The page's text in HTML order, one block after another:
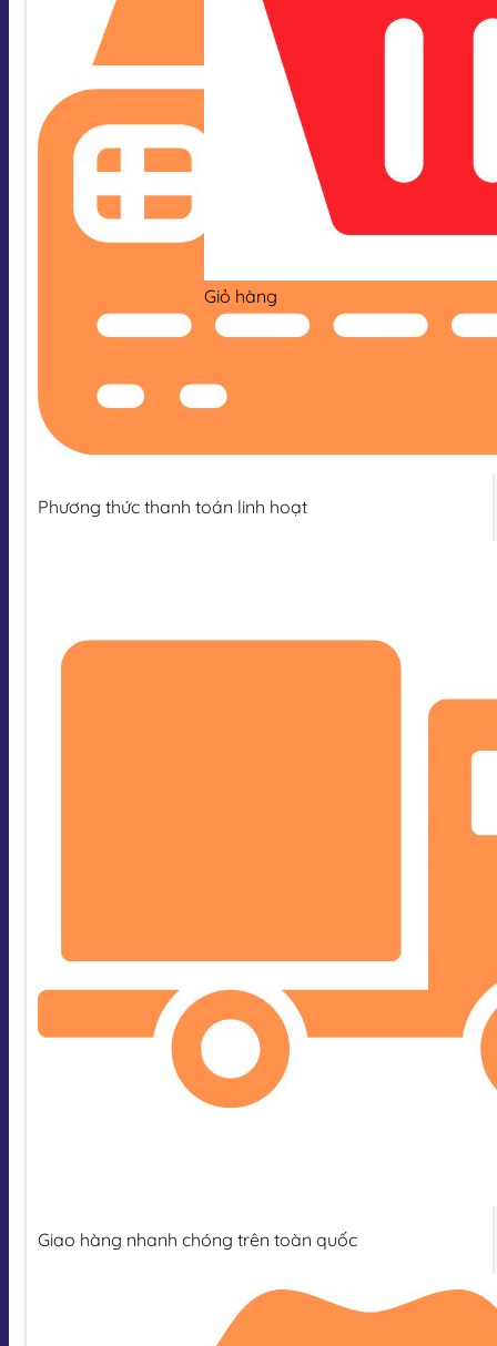
Giỏ hàng
Phương thức thanh toán linh hoạt
Giao hàng nhanh chóng trên toàn quốc